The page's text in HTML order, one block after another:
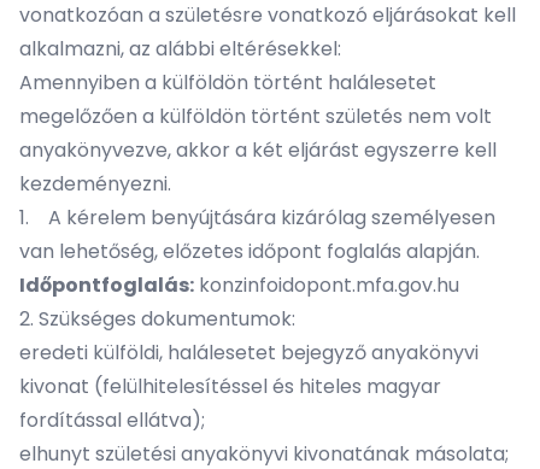
vonatkozóan a születésre vonatkozó eljárásokat kell
alkalmazni, az alábbi eltérésekkel:
Amennyiben a külföldön történt halálesetet
megelőzően a külföldön történt születés nem volt
anyakönyvezve, akkor a két eljárást egyszerre kell
kezdeményezni.
1. A kérelem benyújtására kizárólag személyesen
van lehetőség, előzetes időpont foglalás alapján.
Időpontfoglalás: konzinfoidopont.mfa.gov.hu
2. Szükséges dokumentumok:
eredeti külföldi, halálesetet bejegyző anyakönyvi
kivonat (felülhitelesítéssel és hiteles magyar
fordítással ellátva);
elhunyt születési anyakönyvi kivonatának másolata;